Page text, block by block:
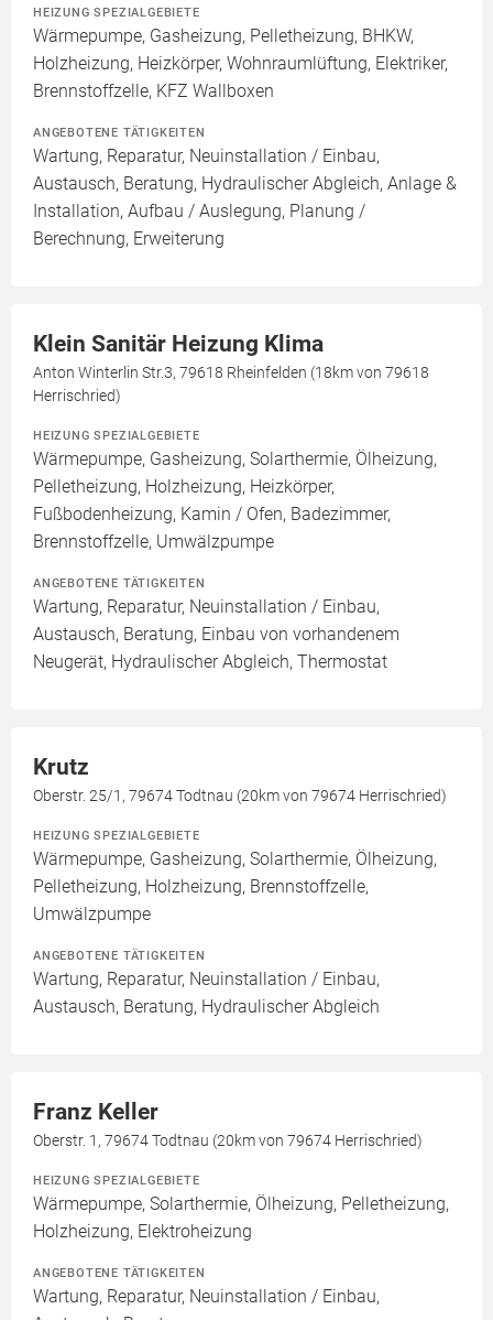
HEIZUNG SPEZIALGEBIETE
Wärmepumpe, Gasheizung, Pelletheizung, BHKW,
Holzheizung, Heizkörper, Wohnraumlüftung, Elektriker,
Brennstoffzelle, KFZ Wallboxen
ANGEBOTENE TÄTIGKEITEN
Wartung, Reparatur, Neuinstallation / Einbau,
Austausch, Beratung, Hydraulischer Abgleich, Anlage &
Installation, Aufbau / Auslegung, Planung /
Berechnung, Erweiterung
Klein Sanitär Heizung Klima
Anton Winterlin Str.3, 79618 Rheinfelden (18km von 79618
Herrischried)
HEIZUNG SPEZIALGEBIETE
Wärmepumpe, Gasheizung, Solarthermie, Ölheizung,
Pelletheizung, Holzheizung, Heizkörper,
Fußbodenheizung, Kamin / Ofen, Badezimmer,
Brennstoffzelle, Umwälzpumpe
ANGEBOTENE TÄTIGKEITEN
Wartung, Reparatur, Neuinstallation / Einbau,
Austausch, Beratung, Einbau von vorhandenem
Neugerät, Hydraulischer Abgleich, Thermostat
Krutz
Oberstr. 25/1, 79674 Todtnau (20km von 79674 Herrischried)
HEIZUNG SPEZIALGEBIETE
Wärmepumpe, Gasheizung, Solarthermie, Ölheizung,
Pelletheizung, Holzheizung, Brennstoffzelle,
Umwälzpumpe
ANGEBOTENE TÄTIGKEITEN
Wartung, Reparatur, Neuinstallation / Einbau,
Austausch, Beratung, Hydraulischer Abgleich
Franz Keller
Oberstr. 1, 79674 Todtnau (20km von 79674 Herrischried)
HEIZUNG SPEZIALGEBIETE
Wärmepumpe, Solarthermie, Ölheizung, Pelletheizung,
Holzheizung, Elektroheizung
ANGEBOTENE TÄTIGKEITEN
Wartung, Reparatur, Neuinstallation / Einbau,